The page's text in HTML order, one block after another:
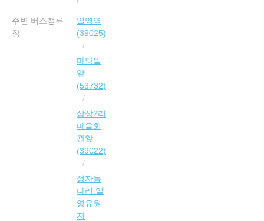
주변 버스정류
장
일영역
(39025)
마당뜰
앞
(53732)
삼상2리
마을회
관앞
(39022)
정자동
다리.일
영유원
지